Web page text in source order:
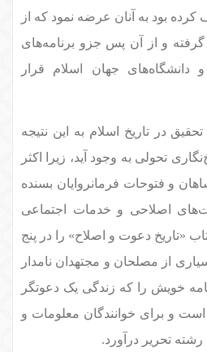
کرده بود به آنان عرضه نمود که از
گرفته و از آن پس جزو برنامه‌های
جهان اسلام قرار
در تاریخ اسلام به این نتیجه
تحولی به وجود آید، زیرا اکثر
و فتوحات فرمانروایان بسنده
اصلاحی و خدمات اجتماعی
«تاریخ دعوت و اصلاح» را در پنج
از مصلحان و مجتهدان نامدار
خویش را که زندگی یک دعوتگر
و برای خوانندگان معلومات و
رشته تحریر درآورد.